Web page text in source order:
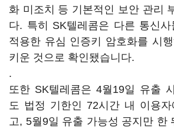
화 미조치 등 기본적인 보안 관리
다. 특히 SK텔레콤은 다른 통신사
적용한 유심 인증키 암호화를 시
키운 것으로 확인됐습니다.
.
또한 SK텔레콤은 4월19일 유출
도 법정 기한인 72시간 내 이용
고, 5월9일 유출 가능성 공지만 한